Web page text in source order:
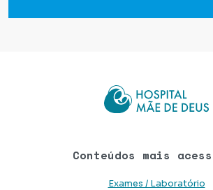
Conteúdos mais
Exames / Laboratório